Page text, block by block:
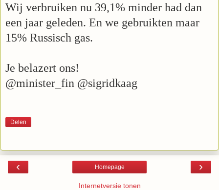
Wij verbruiken nu 39,1% minder had dan
een jaar geleden. En we gebruikten maar
15% Russisch gas.
Je belazert ons!
@minister_fin @sigridkaag
Delen
‹ ›
Homepage
Internetversie tonen